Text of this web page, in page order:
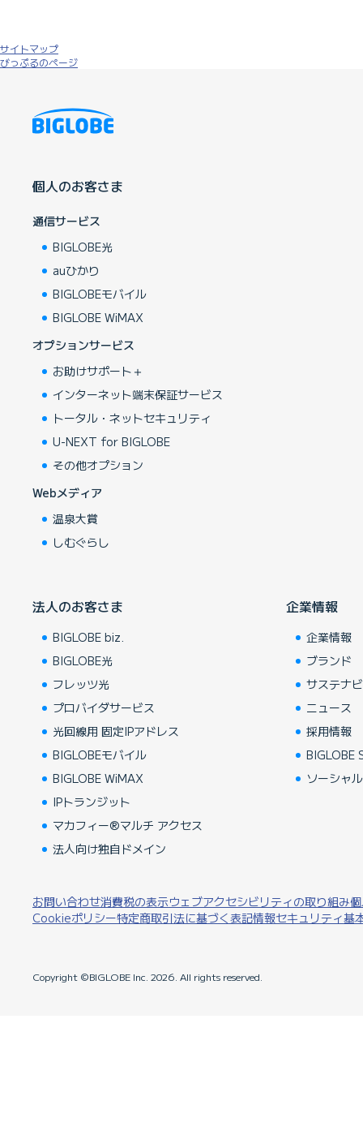
サイトマップ
びっぷるのページ
個人のお客さま
通信サービス
BIGLOBE光
auひかり
BIGLOBEモバイル
BIGLOBE WiMAX
オプションサービス
お助けサポート＋
インターネット端末保証サービス
トータル・ネットセキュリティ
U-NEXT for BIGLOBE
その他オプション
Webメディア
温泉大賞
しむぐらし
法人のお客さま
BIGLOBE biz.
BIGLOBE光
フレッツ光
プロバイダサービス
光回線用 固定IPアドレス
BIGLOBEモバイル
BIGLOBE WiMAX
IPトランジット
マカフィー®マルチ アクセス
法人向け独自ドメイン
企業情報
企業情報
ブランド
サステナ
ニュース
採用情報
BIGLOBE
ソーシャ
お問い合わせ消費税の表示ウェブアクセシビリティの取り組み
Cookieポリシー特定商取引法に基づく表記情報セキュリティ基
Copyright ©BIGLOBE Inc. 2026. All rights reserved.